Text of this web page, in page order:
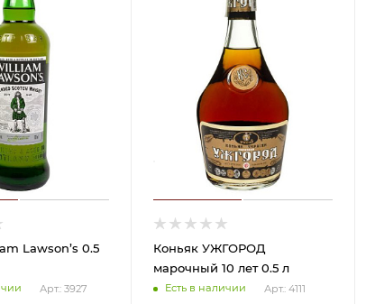
Lawson’s 0.5
Арт.: 3927
Коньяк УЖГОРОД
марочный 10 лет 0.5 л
Есть в наличии Арт.: 4111